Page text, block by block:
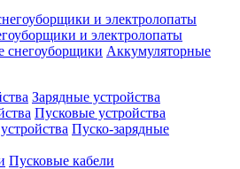
и электролопаты
Аккумуляторные
Зарядные устройства
Пусковые устройства
Пуско-зарядные
Пусковые кабели